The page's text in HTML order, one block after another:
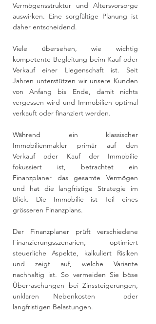
Vermögensstruktur und Altersvorsorge
auswirken. Eine sorgfältige Planung ist
daher entscheidend.
Viele übersehen, wie wichtig
kompetente Begleitung beim Kauf oder
Verkauf einer Liegenschaft ist. Seit
Jahren unterstützen wir unsere Kunden
von Anfang bis Ende, damit nichts
vergessen wird und Immobilien optimal
verkauft oder finanziert werden.
Während ein klassischer
Immobilienmakler primär auf den
Verkauf oder Kauf der Immobilie
fokussiert ist, betrachtet ein
Finanzplaner das gesamte Vermögen
und hat die langfristige Strategie im
Blick. Die Immobilie ist Teil eines
grösseren Finanzplans.
Der Finanzplaner prüft verschiedene
Finanzierungsszenarien, optimiert
steuerliche Aspekte, kalkuliert Risiken
und zeigt auf, welche Variante
nachhaltig ist. So vermeiden Sie böse
Überraschungen bei Zinssteigerungen,
unklaren Nebenkosten  oder
langfristigen Belastungen.